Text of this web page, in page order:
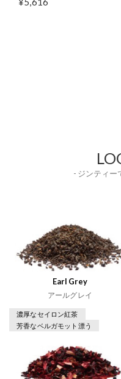
- ジンティー
Earl Grey
アールグレイ
濃厚なセイロン紅茶
芳香なベルガモット漂う